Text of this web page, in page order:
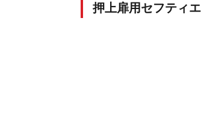
押上扉用セフティ